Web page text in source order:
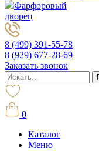
Фарфоровый
дворец
8 (499) 391-55-78
8 (929) 677-28-69
Заказать звонок
0
Каталог
Меню